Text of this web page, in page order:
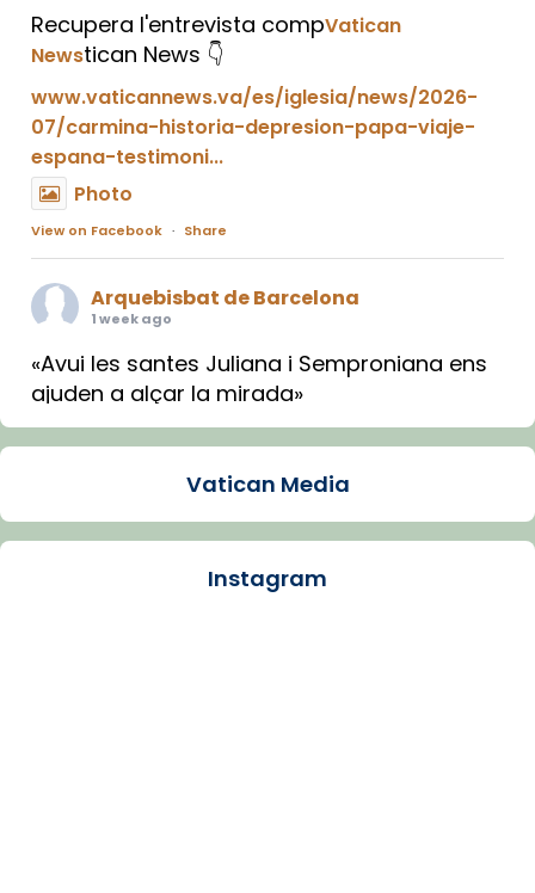
Recupera l'entrevista compVatican
Newstican News 👇
www.vaticannews.va/es/iglesia/news/2026-
07/carmina-historia-depresion-papa-viaje-
espana-testimoni...
Photo
View on Facebook · Share
Arquebisbat de Barcelona
1 week ago
«Avui les santes Juliana i Semproniana ens
ajuden a alçar la mirada»
Mons. Sergi Gordo, bisbe de Tortosa, ha
Santes de Mataró.
🔗tinyurl.com/cvu5jmbk
Vatican Media
Instagram